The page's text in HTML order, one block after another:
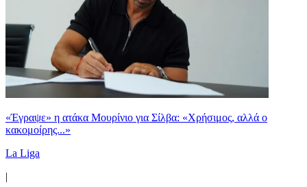
«Έγραψε» η ατάκα Μουρίνιο για Σίλβα: «Χρήσιμος, αλλά ο
κακομοίρης...»
La Liga
|